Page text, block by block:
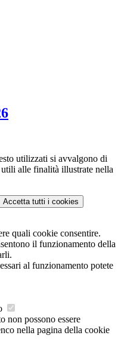
utilizzati si avvalgono di
alle finalità illustrate nella
Accetta tutti i cookies
quali cookie consentire.
il funzionamento della
al funzionamento potete
non possono essere
nella pagina della cookie